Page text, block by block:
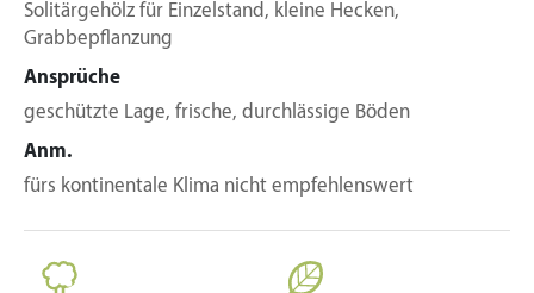
Solitärgehölz für Einzelstand, kleine Hecken,
Grabbepflanzung
Ansprüche
geschützte Lage, frische, durchlässige Böden
Anm.
fürs kontinentale Klima nicht empfehlenswert